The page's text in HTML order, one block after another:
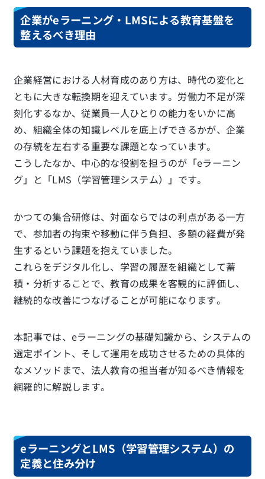
企業がeラーニング・LMSによる教育基盤を
整えるべき理由
企業経営における人材育成のあり方は、時代の変化と
ともに大きな転換期を迎えています。労働力不足が深
刻化するなか、従業員一人ひとりの能力をいかに高
め、組織全体の知識レベルを底上げできるかが、企業
の存続を左右する重要な課題となっています。
こうしたなか、中心的な役割を担うのが「eラーニン
グ」と「LMS（学習管理システム）」です。
かつての集合研修は、対面ならではの利点がある一方
で、参加者の拘束や移動に伴う負担、多額の経費が発
生するという課題を抱えていました。
これらをデジタル化し、学習の履歴を組織として蓄
積・分析することで、教育の成果を客観的に評価し、
継続的な改善につなげることが可能になります。
本記事では、eラーニングの基礎知識から、システムの
選定ポイント、そして運用を成功させるための具体的
なメソッドまで、法人教育の担当者が知るべき情報を
網羅的に解説します。
eラーニングとLMS（学習管理システム）の
定義と住み分け